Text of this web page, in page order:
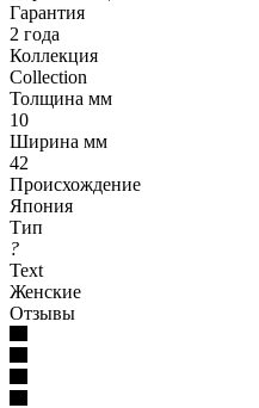
Гарантия
2 года
Коллекция
Collection
Толщина мм
10
Ширина мм
42
Происхождение
Япония
Тип
?
Text
Женские
Отзывы